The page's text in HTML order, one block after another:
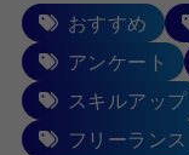
おすすめ
アンケート
スキルアップ
フリーランス